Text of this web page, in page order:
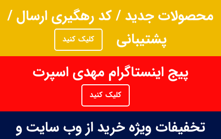
محصولات جدید / کد رهگیری ارسال /
پشتیبانی
کلیک کنید
پیج اینستاگرام مهدی اسپرت
کلیک کنید
تخفیفات ویژه خرید از وب سایت و